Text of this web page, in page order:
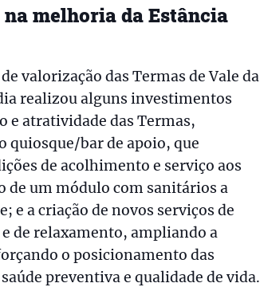
melhoria da Estância
valorização das Termas de Vale da
realizou alguns investimentos
e atratividade das Termas,
quiosque/bar de apoio, que
de acolhimento e serviço aos
de um módulo com sanitários a
e a criação de novos serviços de
de relaxamento, ampliando a
o posicionamento das
preventiva e qualidade de vida.